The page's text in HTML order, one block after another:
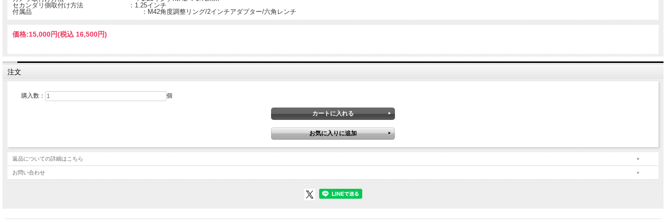
セカンダリ側取付け方法 ：1.25インチ
付属品 ：M42角度調整リング/2インチアダプター/六角レンチ
価格:15,000円(税込 16,500円)
注文
購入数： 個
返品についての詳細はこちら
お問い合わせ